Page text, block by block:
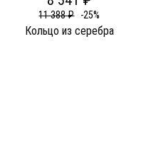
11 388 ₽ -25%
Кольцо из серебра